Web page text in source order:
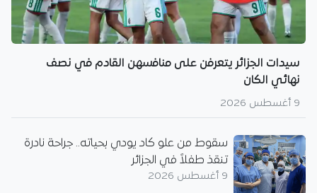
سيدات الجزائر يتعرفن على منافسهن القادم في نصف
نهائي الكان
9 أغسطس 2026
سقوط من علو كاد يودي بحياته.. جراحة نادرة
تنقذ طفلاً في الجزائر
9 أغسطس 2026